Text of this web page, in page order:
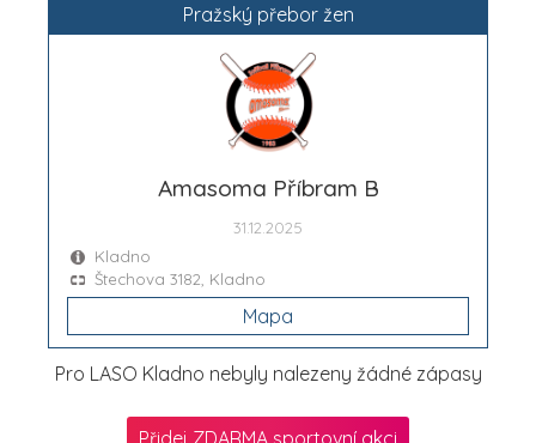
Pražský přebor žen
Amasoma Příbram B
31.12.2025
Kladno
Štechova 3182, Kladno
Mapa
Pro LASO Kladno nebyly nalezeny žádné zápasy
Přidej ZDARMA sportovní akci